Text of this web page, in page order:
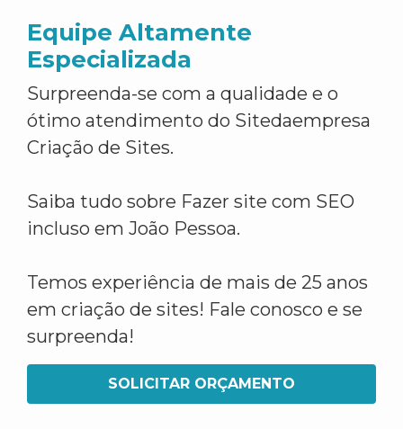
Equipe Altamente
Especializada
Surpreenda-se com a qualidade e o
ótimo atendimento do Sitedaempresa
Criação de Sites.
Saiba tudo sobre Fazer site com SEO
incluso em João Pessoa.
Temos experiência de mais de 25 anos
em criação de sites! Fale conosco e se
surpreenda!
SOLICITAR ORÇAMENTO